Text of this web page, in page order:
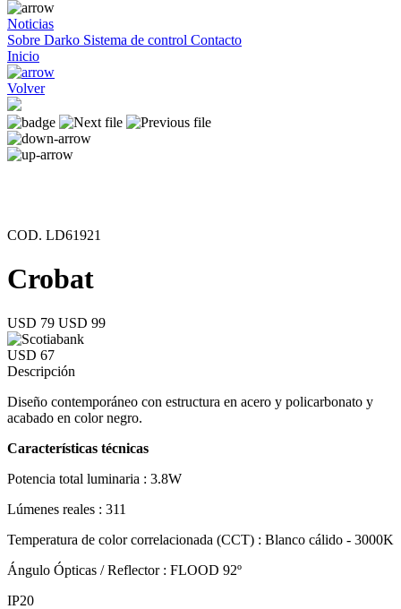
Noticias
Sobre Darko Sistema de control Contacto
Inicio
Volver
COD. LD61921
Crobat
USD 79 USD 99
USD 67
Descripción
Diseño contemporáneo con estructura en acero y policarbonato y
acabado en color negro.
Características técnicas
Potencia total luminaria : 3.8W
Lúmenes reales : 311
Temperatura de color correlacionada (CCT) : Blanco cálido - 3000K
Ángulo Ópticas / Reflector : FLOOD 92º
IP20